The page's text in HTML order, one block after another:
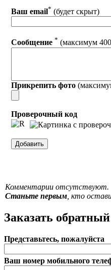
Ваш email* (будет скрыт)
Сообщение * (максимум
Прикрепить фото
Проверочный код
Комментарии отсутствуют.
Станьте первым, кто
Заказать
Представьтесь, пожалуйста
Ваш номер мобильного